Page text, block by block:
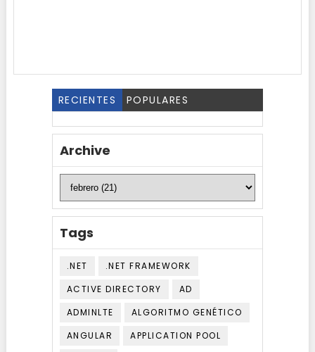
RECIENTES POPULARES
Archive
Tags
.NET
.NET FRAMEWORK
ACTIVE DIRECTORY
AD
ADMINLTE
ALGORITMO GENÉTICO
ANGULAR
APPLICATION POOL